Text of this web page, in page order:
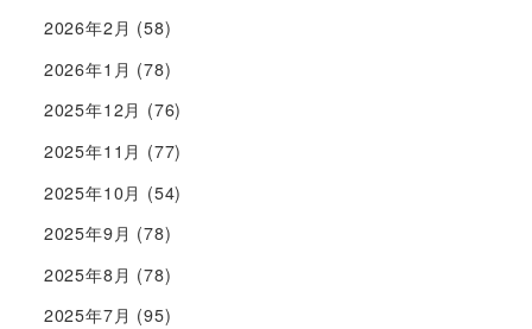
2026年2月 (58)
2026年1月 (78)
2025年12月 (76)
2025年11月 (77)
2025年10月 (54)
2025年9月 (78)
2025年8月 (78)
2025年7月 (95)